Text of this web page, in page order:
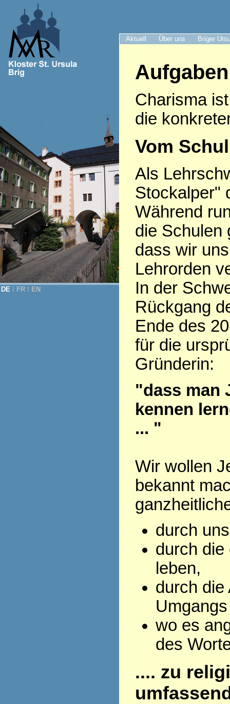
Aktuell Über uns Briger
DE FR EN
Charisma
die
Vom
Als
Stockalper"
Während
die Schulen
dass wir
Lehrorden
In der
Rückgang
Ende des
für die
Gründerin:
"dass man
kennen
... "
Wir wollen
bekannt
durch
durch die
leben,
durch die
wo es
des
.... zu